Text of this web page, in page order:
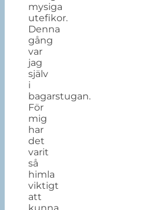
mysiga
utefikor.
Denna
gång
var
jag
själv
i
bagarstugan.
För
mig
har
det
varit
så
himla
viktigt
att